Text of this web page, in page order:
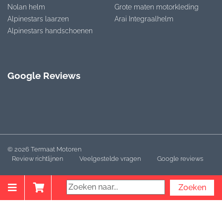
Nolan helm
Alpinestars laarzen
Alpinestars handschoenen
Grote maten motorkleding
Arai Integraalhelm
Google Reviews
© 2026 Termaat Motoren
Review richtlijnen
Veelgestelde vragen Google reviews